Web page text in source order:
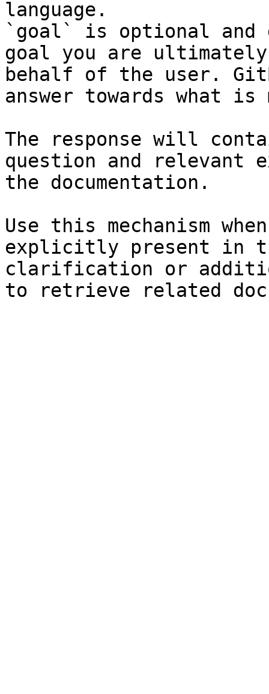
language.
`goal` is optional and
goal you are
behalf of the user.
answer towards what
The response will
question and relevant
the documentation.
Use this mechanism
explicitly present in
clarification or